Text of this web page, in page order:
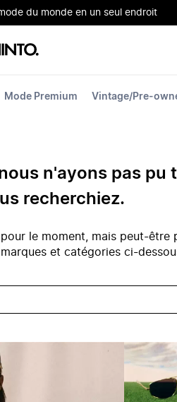
du monde en un seul endroit
Mode Premium Vintage/Pre-
n'ayons pas pu
recherchiez.
le moment, mais peut-être
et catégories ci-